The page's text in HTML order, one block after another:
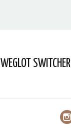
WEGLOT SWITCHER